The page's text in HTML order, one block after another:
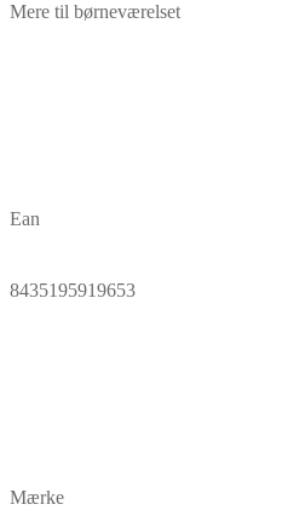
Mere til børneværelset
Ean
8435195919653
Mærke